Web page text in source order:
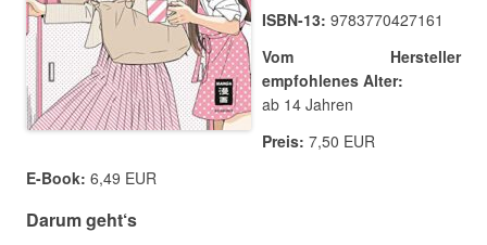
ISBN-13: 9783770427161
Vom Hersteller
empfohlenes Alter:
ab 14 Jahren
Preis: 7,50 EUR
E-Book: 6,49 EUR
Darum geht‘s